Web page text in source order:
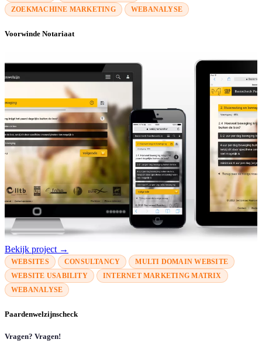
ZOEKMACHINE MARKETING
WEBANALYSE
Voorwinde Notariaat
Bekijk project →
WEBSITES CONSULTANCY
MULTI DOMAIN WEBSITE
WEBSITE USABILITY
INTERNET MARKETING MATRIX
WEBANALYSE
Paardenwelzijnscheck
Vragen? Vragen!